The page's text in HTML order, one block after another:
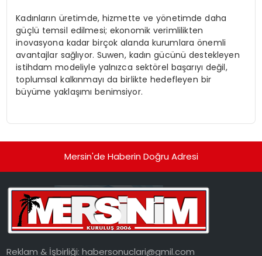
Kadınların üretimde, hizmette ve yönetimde daha
güçlü temsil edilmesi; ekonomik verimlilikten
inovasyona kadar birçok alanda kurumlara önemli
avantajlar sağlıyor. Suwen, kadın gücünü destekleyen
istihdam modeliyle yalnızca sektörel başarıyı değil,
toplumsal kalkınmayı da birlikte hedefleyen bir
büyüme yaklaşımı benimsiyor.
Mersin'de Haberin Doğru Adresi
Reklam & İşbirliği:habersonuclari@gmil.com